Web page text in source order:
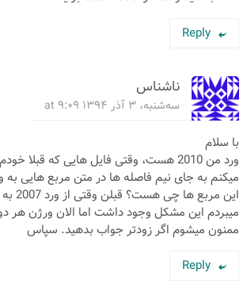
Reply
ناشناس
سه‌شنبه، ۳ آذر ۱۳۹۴ at ۹:۰۹
با سلام
ورد من 2010 هست، وقتی فایل هایی که قبلا
میکنم به جای نیم فاصله ها در متن مربع هایی به
میبردم این مشکل وجود داشت اما الان ورژن هر
ممنون میشوم اگر زودتر جواب بدهید. سپاس
Reply